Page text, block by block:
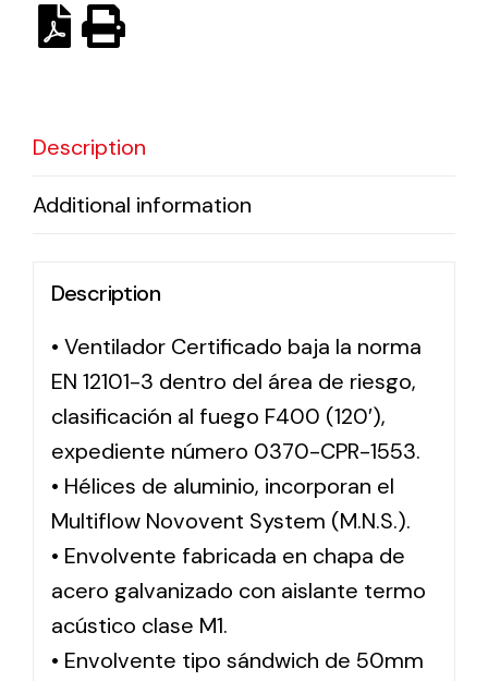
Solar lighting
Variety of solar solutions for all kinds of needs.
Description
Additional information
Description
• Ventilador Certificado baja la norma
EN 12101-3 dentro del área de riesgo,
clasificación al fuego F400 (120′),
expediente número 0370-CPR-1553.
• Hélices de aluminio, incorporan el
Multiflow Novovent System (M.N.S.).
• Envolvente fabricada en chapa de
acero galvanizado con aislante termo
acústico clase M1.
• Envolvente tipo sándwich de 50mm